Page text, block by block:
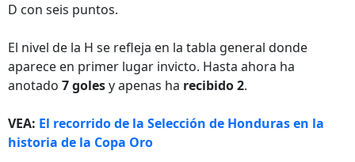
D con seis puntos.
El nivel de la H se refleja en la tabla general donde
aparece en primer lugar invicto. Hasta ahora ha
anotado 7 golesy apenas ha recibido 2.
VEA: El recorrido de la Selección de Honduras en la
historia de la Copa Oro